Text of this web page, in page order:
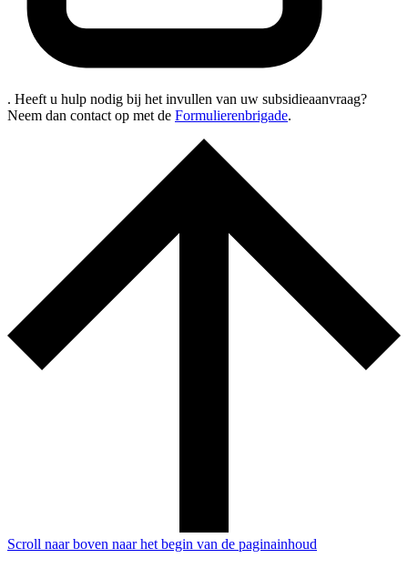
. Heeft u hulp nodig bij het invullen van uw subsidieaanvraag?
Neem dan contact op met de Formulierenbrigade.
Scroll naar boven naar het begin van de paginainhoud